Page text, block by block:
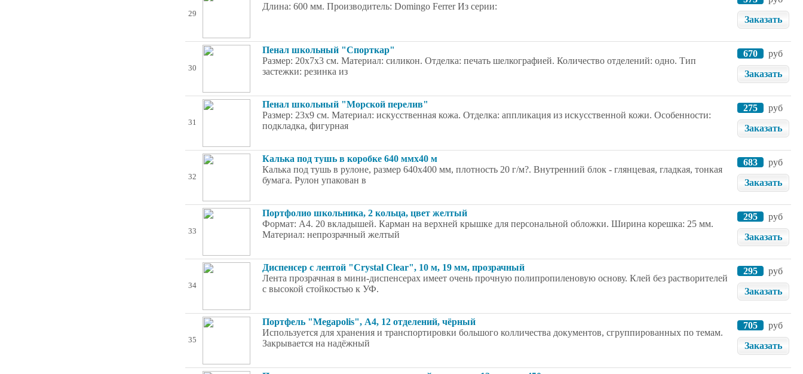
29
Длина: 600 мм. Производитель: Domingo Ferrer Из серии:
Заказать
30
Пенал школьный "Спорткар"
Размер: 20x7x3 см. Материал: силикон. Отделка: печать шелкографией. Количество отделений: одно. Тип
застежки: резинка из
670
руб
Заказать
31
Пенал школьный "Морской перелив"
Размер: 23x9 см. Материал: искусственная кожа. Отделка: аппликация из искусственной кожи. Особенности:
подкладка, фигурная
275
руб
Заказать
32
Калька под тушь в коробке 640 ммх40 м
Калька под тушь в рулоне, размер 640х400 мм, плотность 20 г/м?. Внутренний блок - глянцевая, гладкая, тонкая
бумага. Рулон упакован в
683
руб
Заказать
33
Портфолио школьника, 2 кольца, цвет желтый
Формат: А4. 20 вкладышей. Карман на верхней крышке для персональной обложки. Ширина корешка: 25 мм.
Материал: непрозрачный желтый
295
руб
Заказать
34
Диспенсер с лентой "Crystal Clear", 10 м, 19 мм, прозрачный
Лента прозрачная в мини-диспенсерах имеет очень прочную полипропиленовую основу. Клей без растворителей
с высокой стойкостью к УФ.
295
руб
Заказать
35
Портфель "Megapolis", А4, 12 отделений, чёрный
Используется для хранения и транспортировки большого колличества документов, сгруппированных по темам.
Закрывается на надёжный
705
руб
Заказать